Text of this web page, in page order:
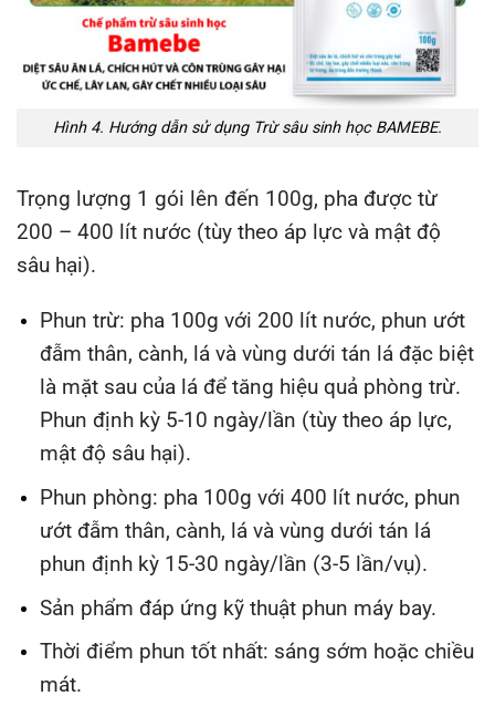
Hình 4. Hướng dẫn sử dụng Trừ sâu sinh học BAMEBE.
Trọng lượng 1 gói lên đến 100g, pha được từ
200 – 400 lít nước (tùy theo áp lực và mật độ
sâu hại).
Phun trừ: pha 100g với 200 lít nước, phun ướt
đẫm thân, cành, lá và vùng dưới tán lá đặc biệt
là mặt sau của lá để tăng hiệu quả phòng trừ.
Phun định kỳ 5-10 ngày/lần (tùy theo áp lực,
mật độ sâu hại).
Phun phòng: pha 100g với 400 lít nước, phun
ướt đẫm thân, cành, lá và vùng dưới tán lá
phun định kỳ 15-30 ngày/lần (3-5 lần/vụ).
Sản phẩm đáp ứng kỹ thuật phun máy bay.
Thời điểm phun tốt nhất: sáng sớm hoặc chiều
mát.